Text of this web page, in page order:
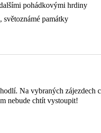
pohádkovými hrdiny
světoznámé památky
Na vybraných zájezdech
nebude chtít vystoupit!